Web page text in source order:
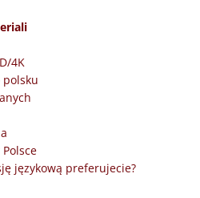
4K
polsku
językową preferujecie?